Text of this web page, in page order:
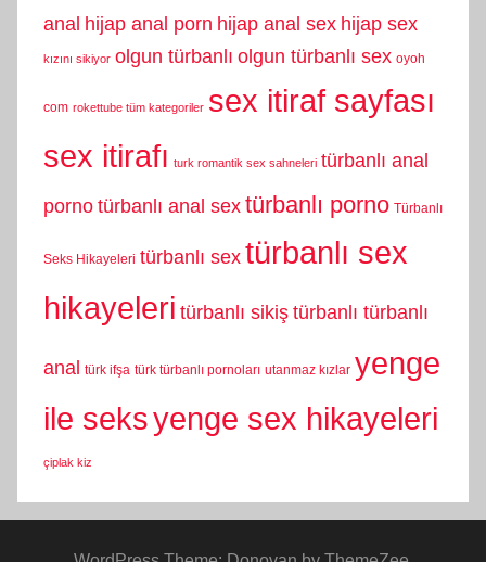
anal hijap anal porn hijap anal sex hijap sex
kızını sikiyor olgun türbanlı olgun türbanlı sex oyoh
com rokettube tüm kategoriler sex itiraf sayfası
sex itirafı turk romantik sex sahneleri türbanlı anal
porno türbanlı anal sex türbanlı porno Türbanlı
Seks Hikayeleri türbanlı sex türbanlı sex
hikayeleri türbanlı sikiş türbanlı türbanlı
anal türk ifşa türk türbanlı pornoları utanmaz kızlar yenge
ile seksyenge sex hikayeleri
çiplak kiz